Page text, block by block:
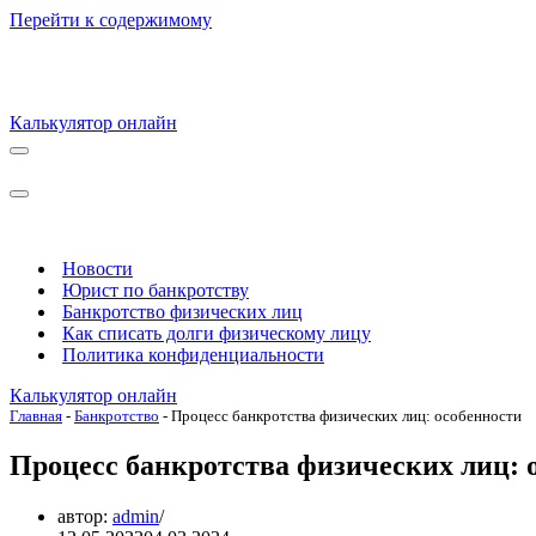
Перейти к содержимому
Калькулятор онлайн
Меню
Меню
Новости
Юрист по банкротству
Банкротство физических лиц
Как списать долги физическому лицу
Политика конфиденциальности
Калькулятор онлайн
Главная - Банкротство - Процесс банкротства физических лиц: особенности
Процесс банкротства физических лиц:
автор: admin